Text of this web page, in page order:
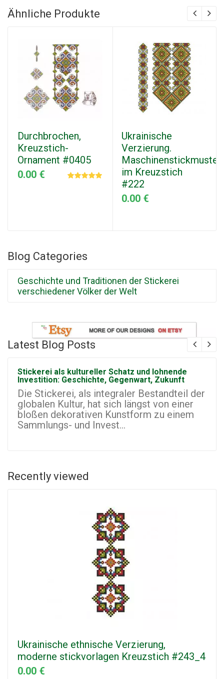
Ähnliche Produkte
Durchbrochen,
Kreuzstich-
Ornament #0405
0.00 €
Ukrainische
Verzierung.
Maschinenstickmuster
im Kreuzstich
#222
0.00 €
Blog Categories
Geschichte und Traditionen der Stickerei
verschiedener Völker der Welt
Latest Blog Posts
Stickerei als kultureller Schatz und lohnende
Investition: Geschichte, Gegenwart, Zukunft
Die Stickerei, als integraler Bestandteil der
globalen Kultur, hat sich längst von einer
bloßen dekorativen Kunstform zu einem
Sammlungs- und Invest...
Recently viewed
Ukrainische ethnische Verzierung,
moderne stickvorlagen Kreuzstich #243_4
0.00 €